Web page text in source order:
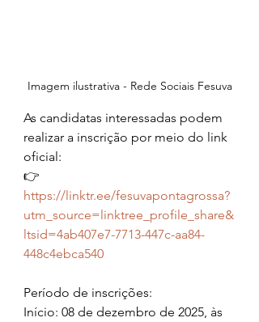
Imagem ilustrativa - Rede Sociais Fesuva
As candidatas interessadas podem
realizar a inscrição por meio do link
oficial:
👉
https://linktr.ee/fesuvapontagrossa?
utm_source=linktree_profile_share&
ltsid=4ab407e7-7713-447c-aa84-
448c4ebca540
Período de inscrições:
Início: 08 de dezembro de 2025, às